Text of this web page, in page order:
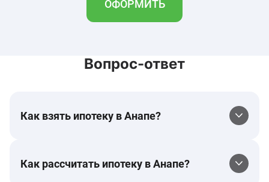
ОФОРМИТЬ
Вопрос-ответ
Как взять ипотеку в Анапе?
Как рассчитать ипотеку в Анапе?